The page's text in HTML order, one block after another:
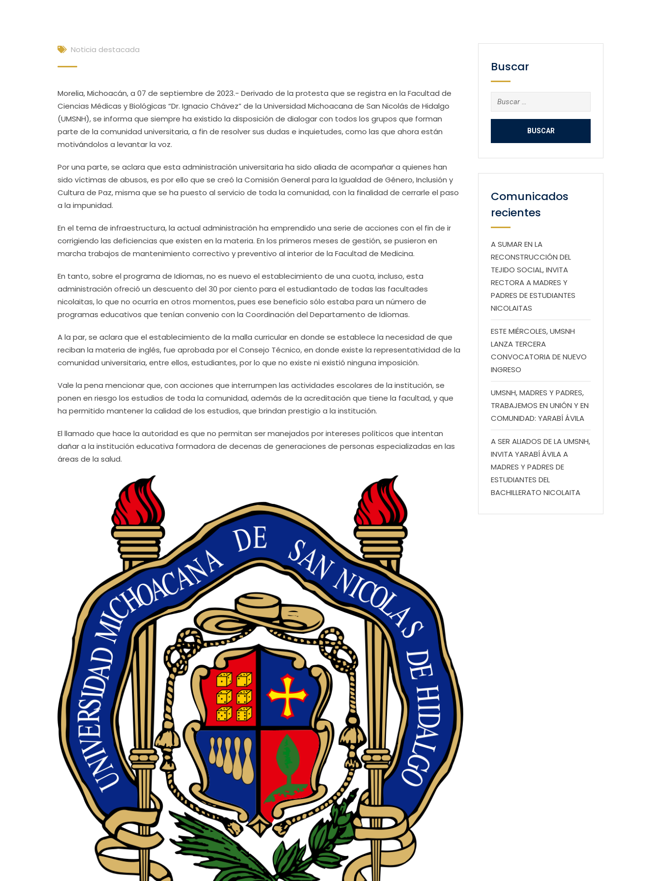
Noticia destacada
Morelia, Michoacán, a 07 de septiembre de 2023.- Derivado de la protesta que se registra en la Facultad de
Ciencias Médicas y Biológicas “Dr. Ignacio Chávez” de la Universidad Michoacana de San Nicolás de Hidalgo
(UMSNH), se informa que siempre ha existido la disposición de dialogar con todos los grupos que forman
parte de la comunidad universitaria, a fin de resolver sus dudas e inquietudes, como las que ahora están
motivándolos a levantar la voz.
Por una parte, se aclara que esta administración universitaria ha sido aliada de acompañar a quienes han
sido víctimas de abusos, es por ello que se creó la Comisión General para la Igualdad de Género, Inclusión y
Cultura de Paz, misma que se ha puesto al servicio de toda la comunidad, con la finalidad de cerrarle el paso
a la impunidad.
En el tema de infraestructura, la actual administración ha emprendido una serie de acciones con el fin de ir
corrigiendo las deficiencias que existen en la materia. En los primeros meses de gestión, se pusieron en
marcha trabajos de mantenimiento correctivo y preventivo al interior de la Facultad de Medicina.
En tanto, sobre el programa de Idiomas, no es nuevo el establecimiento de una cuota, incluso, esta
administración ofreció un descuento del 30 por ciento para el estudiantado de todas las facultades
nicolaitas, lo que no ocurría en otros momentos, pues ese beneficio sólo estaba para un número de
programas educativos que tenían convenio con la Coordinación del Departamento de Idiomas.
A la par, se aclara que el establecimiento de la malla curricular en donde se establece la necesidad de que
reciban la materia de inglés, fue aprobada por el Consejo Técnico, en donde existe la representatividad de la
comunidad universitaria, entre ellos, estudiantes, por lo que no existe ni existió ninguna imposición.
Vale la pena mencionar que, con acciones que interrumpen las actividades escolares de la institución, se
ponen en riesgo los estudios de toda la comunidad, además de la acreditación que tiene la facultad, y que
ha permitido mantener la calidad de los estudios, que brindan prestigio a la institución.
El llamado que hace la autoridad es que no permitan ser manejados por intereses políticos que intentan
dañar a la institución educativa formadora de decenas de generaciones de personas especializadas en las
áreas de la salud.
Buscar
Buscar:
Comunicados
recientes
A SUMAR EN LA
RECONSTRUCCIÓN DEL
TEJIDO SOCIAL, INVITA
RECTORA A MADRES Y
PADRES DE ESTUDIANTES
NICOLAITAS
ESTE MIÉRCOLES, UMSNH
LANZA TERCERA
CONVOCATORIA DE NUEVO
INGRESO
UMSNH, MADRES Y PADRES,
TRABAJEMOS EN UNIÓN Y EN
COMUNIDAD: YARABÍ ÁVILA
A SER ALIADOS DE LA UMSNH,
INVITA YARABÍ ÁVILA A
MADRES Y PADRES DE
ESTUDIANTES DEL
BACHILLERATO NICOLAITA